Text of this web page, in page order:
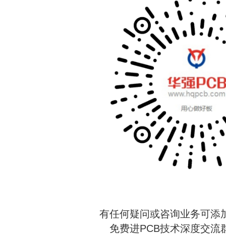
有任何疑问或咨询业务可添
免费进PCB技术深度交流